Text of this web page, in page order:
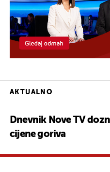
AKTUALNO
Dnevnik Nove TV
cijene goriva